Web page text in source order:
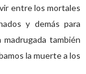
entre los mortales
y demás para
también
la muerte a los